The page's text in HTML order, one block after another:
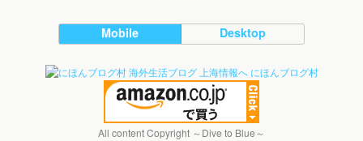
Mobile Desktop
にほんブログ村
All content Copyright ～Dive to Blue～